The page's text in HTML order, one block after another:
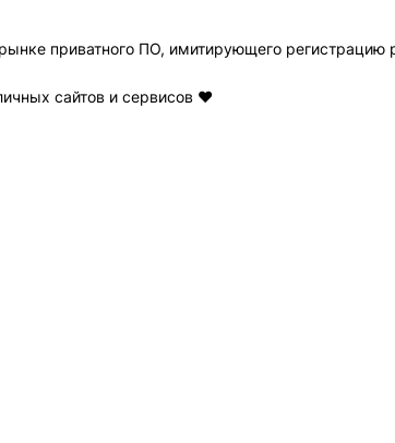
приватного ПО, имитирующего регистрацию
сайтов и сервисов ❤️